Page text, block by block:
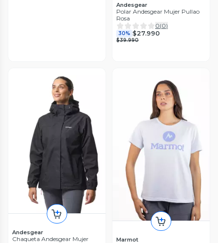
Andesgear
Polar Andesgear Mujer Pullao
Rosa
0(0)
30% $27.990
$39.990
Andesgear
Chaqueta Andesgear Mujer
Marmot